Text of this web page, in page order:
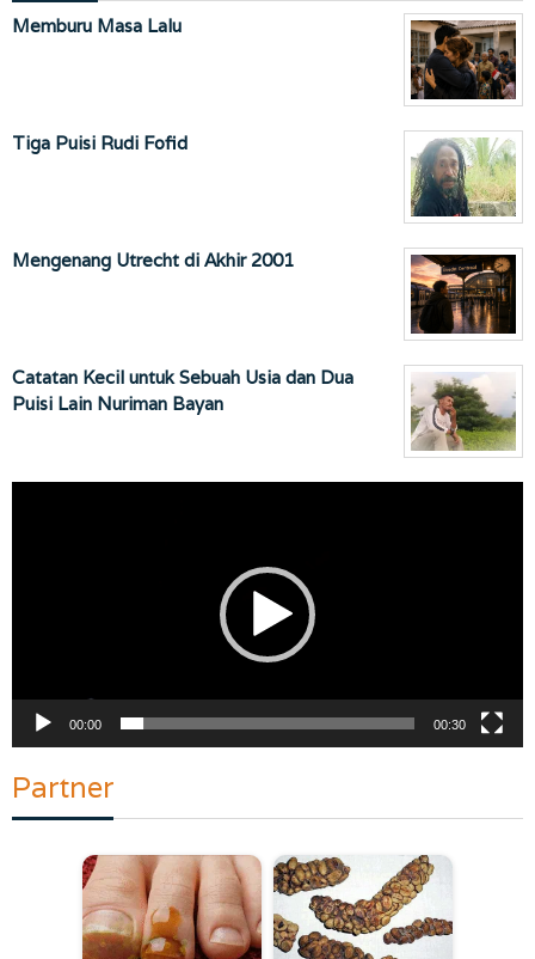
Memburu Masa Lalu
Tiga Puisi Rudi Fofid
Mengenang Utrecht di Akhir 2001
Catatan Kecil untuk Sebuah Usia dan Dua
Puisi Lain Nuriman Bayan
00:00 00:30
Partner